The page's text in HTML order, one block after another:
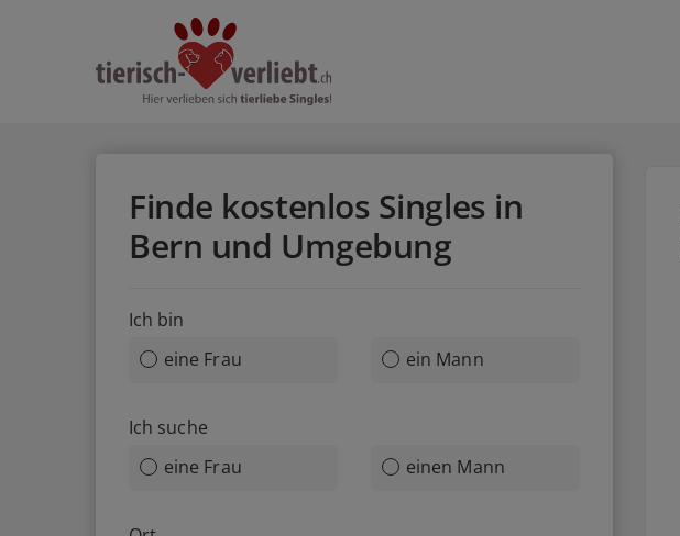
Finde kostenlos Singles in
Bern und Umgebung
Ich bin
eine Frau
ein Mann
Ich suche
eine Frau
einen Mann